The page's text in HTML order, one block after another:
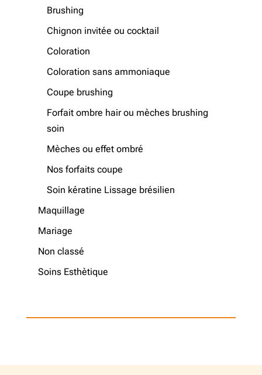
Brushing
Chignon invitée ou cocktail
Coloration
Coloration sans ammoniaque
Coupe brushing
Forfait ombre hair ou mèches brushing
soin
Mèches ou effet ombré
Nos forfaits coupe
Soin kératine Lissage brésilien
Maquillage
Mariage
Non classé
Soins Esthètique